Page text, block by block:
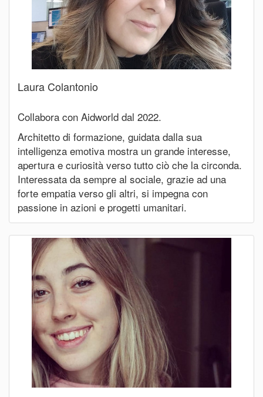
Laura Colantonio
Collabora con Aidworld dal 2022.
Architetto di formazione, guidata dalla sua
intelligenza emotiva mostra un grande interesse,
apertura e curiosità verso tutto ciò che la circonda.
Interessata da sempre al sociale, grazie ad una
forte empatia verso gli altri, si impegna con
passione in azioni e progetti umanitari.